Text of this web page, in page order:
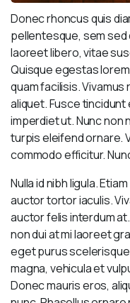
Donec rhoncus quis
pellentesque, sem
laoreet libero, vitae
Quisque egestas
quam facilisis.
aliquet. Fusce tincidunt
imperdiet ut. Nunc non
turpis eleifend ornare.
commodo efficitur.
Nulla id nibh ligula.
auctor tortor iaculis.
auctor felis interdum
non dui at mi laoreet
eget purus
magna, vehicula et
Donec mauris eros,